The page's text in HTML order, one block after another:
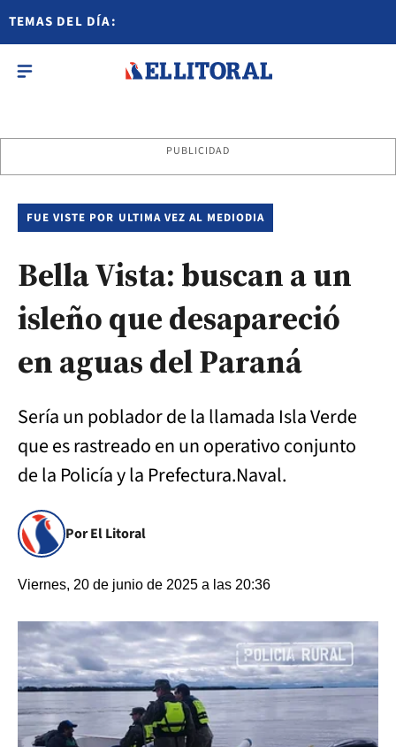
TEMAS DEL DÍA:
PUBLICIDAD
FUE VISTE POR ULTIMA VEZ AL MEDIODIA
Bella Vista: buscan a un
isleño que desapareció
en aguas del Paraná
Sería un poblador de la llamada Isla Verde
que es rastreado en un operativo conjunto
de la Policía y la Prefectura.Naval.
Por El Litoral
Viernes, 20 de junio de 2025 a las 20:36